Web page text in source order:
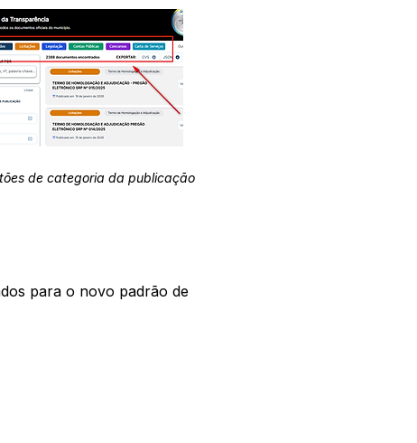
de categoria da publicação
para o novo padrão de